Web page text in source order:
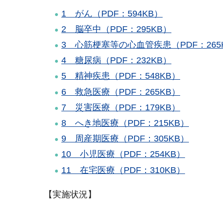
1 がん（PDF：594KB）
2 脳卒中（PDF：295KB）
3 心筋梗塞等の心血管疾患（PDF：
4 糖尿病（PDF：232KB）
5 精神疾患（PDF：548KB）
6 救急医療（PDF：265KB）
7 災害医療（PDF：179KB）
8 へき地医療（PDF：215KB）
9 周産期医療（PDF：305KB）
10 小児医療（PDF：254KB）
11 在宅医療（PDF：310KB）
【実施状況】